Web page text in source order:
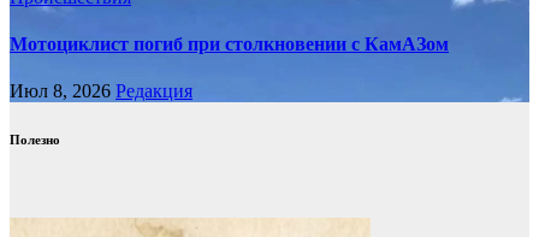
Мотоциклист погиб при столкновении с КамАЗом
Июл 8, 2026 Редакция
Полезно